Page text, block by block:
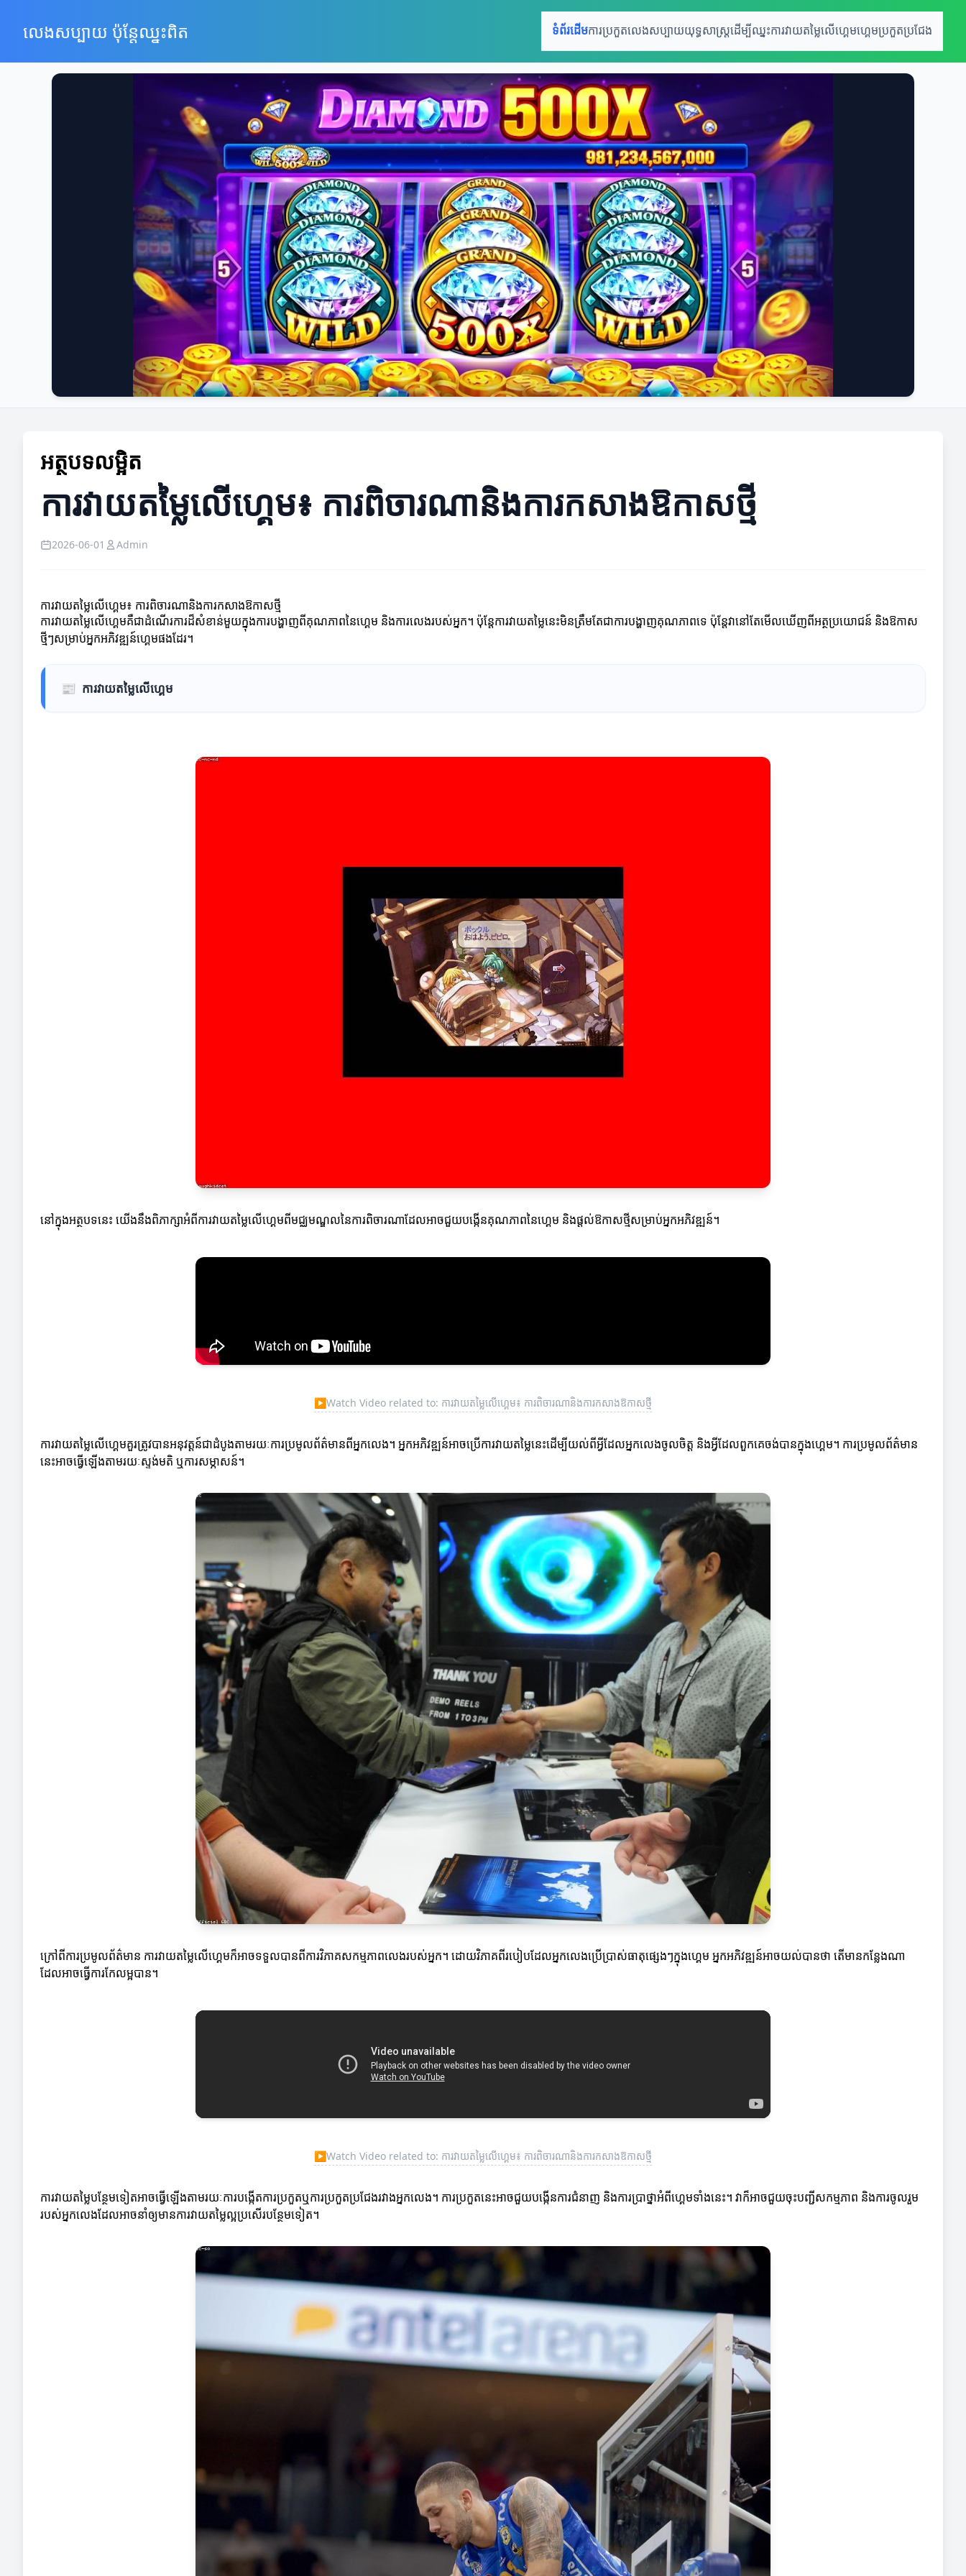
លេងសប្បាយ ប៉ុន្តែឈ្នះពិត ទំព័រដើមការប្រកួតលេងសប្បាយយុទ្ធសាស្រ្តដើម្បីឈ្នះការវាយតម្លៃលើហ្គេមហ្គេមប្រកួតប្រជែង
អត្ថបទលម្អិត
ការវាយតម្លៃលើហ្គេម៖ ការពិចារណានិងការកសាងឱកាសថ្មី
2026-06-01 Admin
ការវាយតម្លៃលើហ្គេម៖ ការពិចារណានិងការកសាងឱកាសថ្មី
ការវាយតម្លៃលើហ្គេមគឺជាដំណើរការដ៏សំខាន់មួយក្នុងការបង្ហាញពីគុណភាពនៃហ្គេម និងការលេងរបស់អ្នក។ ប៉ុន្តែការវាយតម្លៃនេះមិនត្រឹមតែជាការបង្ហាញគុណភាពទេ ប៉ុន្តែវានៅតែមើលឃើញពីអត្ថប្រយោជន៍ និងឱកាស
ថ្មីៗសម្រាប់អ្នកអភិវឌ្ឍន៍ហ្គេមផងដែរ។
📰 ការវាយតម្លៃលើហ្គេម
នៅក្នុងអត្ថបទនេះ យើងនឹងពិភាក្សាអំពីការវាយតម្លៃលើហ្គេមពីមជ្ឈមណ្ឌលនៃការពិចារណាដែលអាចជួយបង្កើនគុណភាពនៃហ្គេម និងផ្តល់ឱកាសថ្មីសម្រាប់អ្នកអភិវឌ្ឍន៍។
▶Watch Video related to: ការវាយតម្លៃលើហ្គេម៖ ការពិចារណានិងការកសាងឱកាសថ្មី
ការវាយតម្លៃលើហ្គេមគួរត្រូវបានអនុវត្តន៍ជាដំបូងតាមរយៈការប្រមូលព័ត៌មានពីអ្នកលេង។ អ្នកអភិវឌ្ឍន៍អាចប្រើការវាយតម្លៃនេះដើម្បីយល់ពីអ្វីដែលអ្នកលេងចូលចិត្ត និងអ្វីដែលពួកគេចង់បានក្នុងហ្គេម។ ការប្រមូលព័ត៌មាន
នេះអាចធ្វើឡើងតាមរយៈស្ទង់មតិ ឬការសម្ភាសន៍។
ក្រៅពីការប្រមូលព័ត៌មាន ការវាយតម្លៃលើហ្គេមក៏អាចទទួលបានពីការវិភាគសកម្មភាពលេងរបស់អ្នក។ ដោយវិភាគពីរបៀបដែលអ្នកលេងប្រើប្រាស់ធាតុផ្សេងៗក្នុងហ្គេម អ្នកអភិវឌ្ឍន៍អាចយល់បានថា តើមានកន្លែងណា
ដែលអាចធ្វើការកែលម្អបាន។
▶Watch Video related to: ការវាយតម្លៃលើហ្គេម៖ ការពិចារណានិងការកសាងឱកាសថ្មី
ការវាយតម្លៃបន្ថែមទៀតអាចធ្វើឡើងតាមរយៈការបង្កើតការប្រកួតឬការប្រកួតប្រជែងរវាងអ្នកលេង។ ការប្រកួតនេះអាចជួយបង្កើនការជំនាញ និងការប្រាថ្នាអំពីហ្គេមទាំងនេះ។ វាក៏អាចជួយចុះបញ្ជីសកម្មភាព និងការចូលរួម
របស់អ្នកលេងដែលអាចនាំឲ្យមានការវាយតម្លៃល្អប្រសើរបន្ថែមទៀត។